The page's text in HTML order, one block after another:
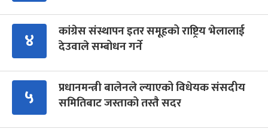
४
कांग्रेस संस्थापन इतर समूहको राष्ट्रिय भेलालाई
देउवाले सम्बोधन गर्ने
५
प्रधानमन्त्री बालेनले ल्याएको विधेयक संसदीय
समितिबाट जस्ताको तस्तै सदर